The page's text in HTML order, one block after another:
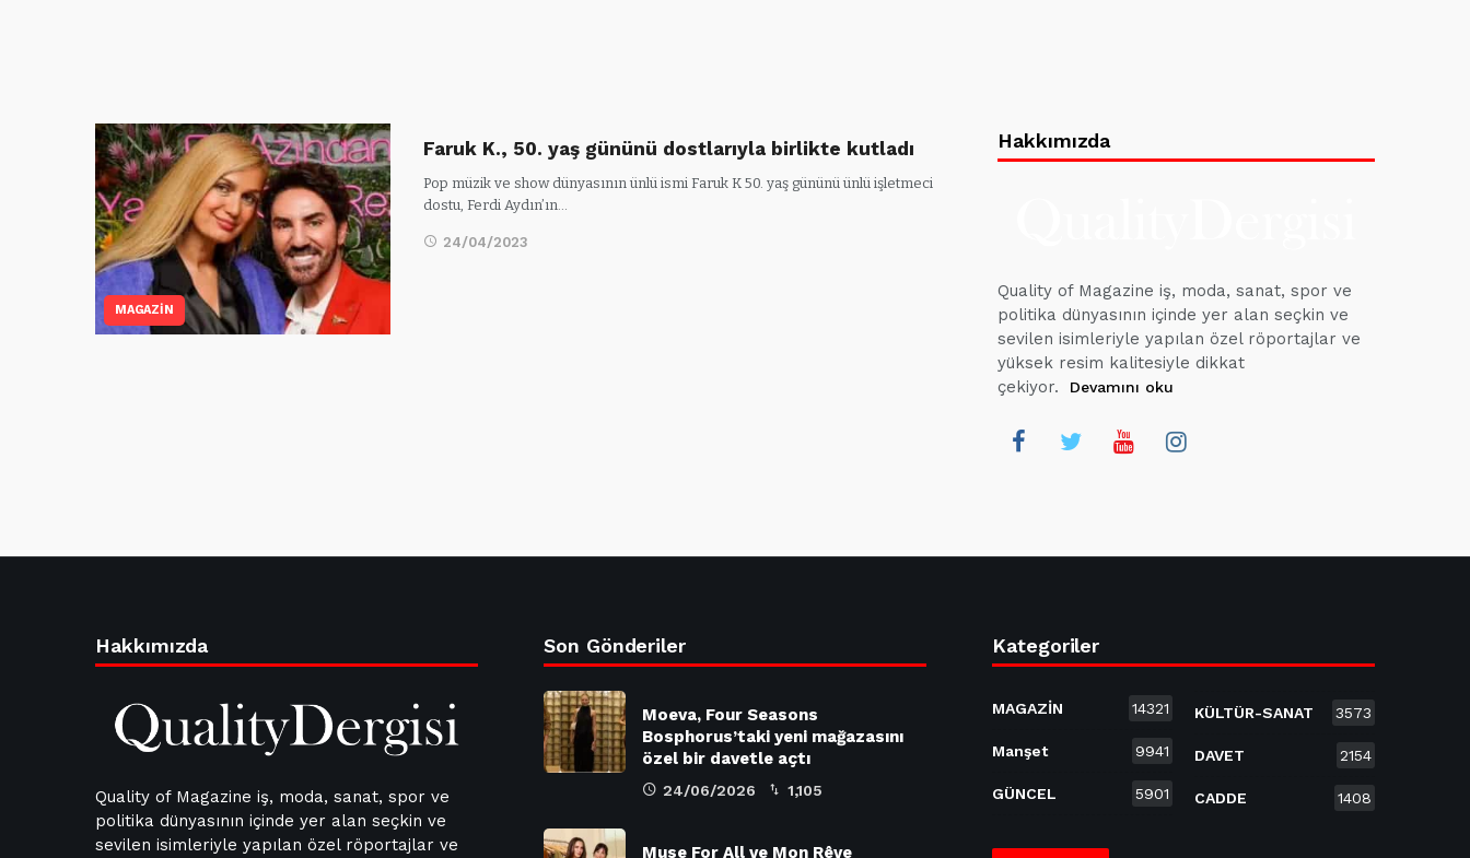
MAGAZİN
Faruk K., 50. yaş gününü dostlarıyla birlikte kutladı
Pop müzik ve show dünyasının ünlü ismi Faruk K 50. yaş gününü ünlü işletmeci
dostu, Ferdi Aydın’ın…
24/04/2023
Hakkımızda
Quality of Magazine iş, moda, sanat, spor ve
politika dünyasının içinde yer alan seçkin ve
sevilen isimleriyle yapılan özel röportajlar ve
yüksek resim kalitesiyle dikkat
çekiyor.
Devamını oku
Hakkımızda
Quality of Magazine iş, moda, sanat, spor ve
politika dünyasının içinde yer alan seçkin ve
sevilen isimleriyle yapılan özel röportajlar ve
Son Gönderiler
Moeva, Four Seasons
Bosphorus’taki yeni mağazasını
özel bir davetle açtı
24/06/2026 1,105
Muse For All ve Mon Rêve
Kategoriler
MAGAZİN 14321
Manşet 9941
GÜNCEL 5901
KÜLTÜR-SANAT 3573
DAVET 2154
CADDE 1408